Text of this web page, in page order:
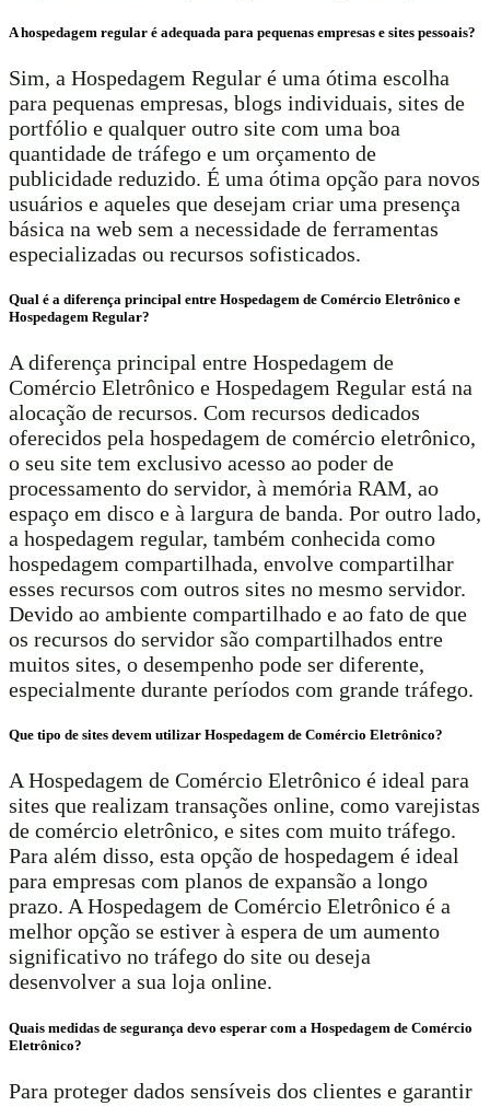
A hospedagem regular é adequada para pequenas empresas e sites pessoais?
Sim, a Hospedagem Regular é uma ótima escolha
para pequenas empresas, blogs individuais, sites de
portfólio e qualquer outro site com uma boa
quantidade de tráfego e um orçamento de
publicidade reduzido. É uma ótima opção para novos
usuários e aqueles que desejam criar uma presença
básica na web sem a necessidade de ferramentas
especializadas ou recursos sofisticados.
Qual é a diferença principal entre Hospedagem de Comércio Eletrônico e
Hospedagem Regular?
A diferença principal entre Hospedagem de
Comércio Eletrônico e Hospedagem Regular está na
alocação de recursos. Com recursos dedicados
oferecidos pela hospedagem de comércio eletrônico,
o seu site tem exclusivo acesso ao poder de
processamento do servidor, à memória RAM, ao
espaço em disco e à largura de banda. Por outro lado,
a hospedagem regular, também conhecida como
hospedagem compartilhada, envolve compartilhar
esses recursos com outros sites no mesmo servidor.
Devido ao ambiente compartilhado e ao fato de que
os recursos do servidor são compartilhados entre
muitos sites, o desempenho pode ser diferente,
especialmente durante períodos com grande tráfego.
Que tipo de sites devem utilizar Hospedagem de Comércio Eletrônico?
A Hospedagem de Comércio Eletrônico é ideal para
sites que realizam transações online, como varejistas
de comércio eletrônico, e sites com muito tráfego.
Para além disso, esta opção de hospedagem é ideal
para empresas com planos de expansão a longo
prazo. A Hospedagem de Comércio Eletrônico é a
melhor opção se estiver à espera de um aumento
significativo no tráfego do site ou deseja
desenvolver a sua loja online.
Quais medidas de segurança devo esperar com a Hospedagem de Comércio
Eletrônico?
Para proteger dados sensíveis dos clientes e garantir